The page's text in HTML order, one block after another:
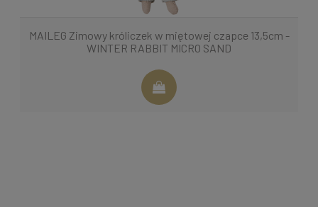
MAILEG Zimowy króliczek w miętowej czapce 13,5cm -
WINTER RABBIT MICRO SAND